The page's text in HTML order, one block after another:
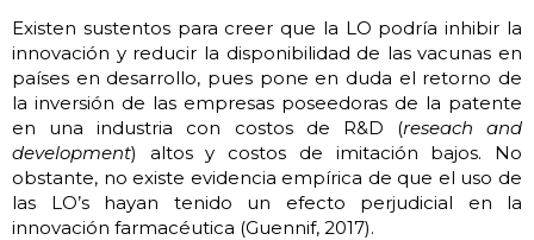
Existen sustentos para creer que la LO podría inhibir la
innovación y reducir la disponibilidad de las vacunas en
países en desarrollo, pues pone en duda el retorno de
la inversión de las empresas poseedoras de la patente
en una industria con costos de R&D (reseach and
development) altos y costos de imitación bajos. No
obstante, no existe evidencia empírica de que el uso de
las LO’s hayan tenido un efecto perjudicial en la
innovación farmacéutica (Guennif, 2017).